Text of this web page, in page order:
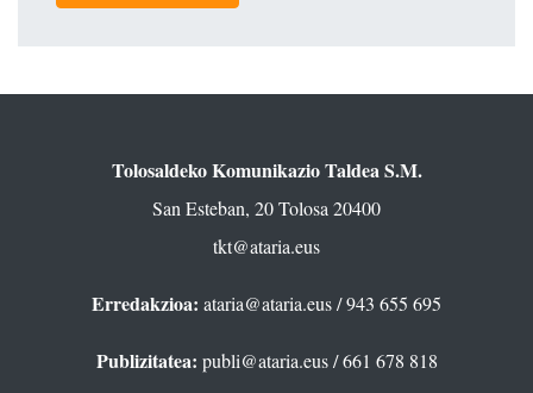
Tolosaldeko Komunikazio Taldea S.M.
San Esteban, 20 Tolosa 20400
tkt@ataria.eus
Erredakzioa: ataria@ataria.eus/ 943 655 695
Publizitatea: publi@ataria.eus/ 661 678 818